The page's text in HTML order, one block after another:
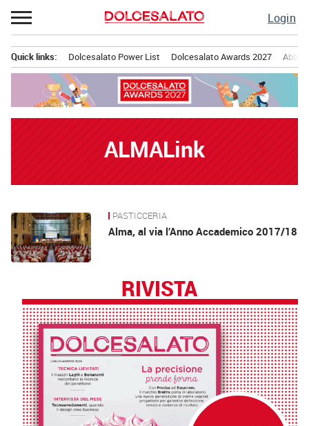
Passa
al
Login
principale
Quick links: Dolcesalato Power List Dolcesalato Awards 2027
ALMALink
News PASTICCERIA
Alma, al via l’Anno Accademico 2017/18
RIVISTA